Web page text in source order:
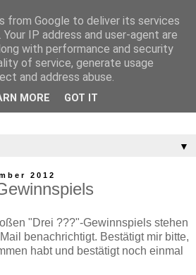
▼
2012
"Drei ???"-Gewinnspiels stehen
benachrichtigt. Bestätigt mir bitte,
habt und bestätigt noch einmal
from Google to deliver its services
IP address and user-agent are
with performance and security
of service, generate usage
and address abuse.
MORE GOT IT